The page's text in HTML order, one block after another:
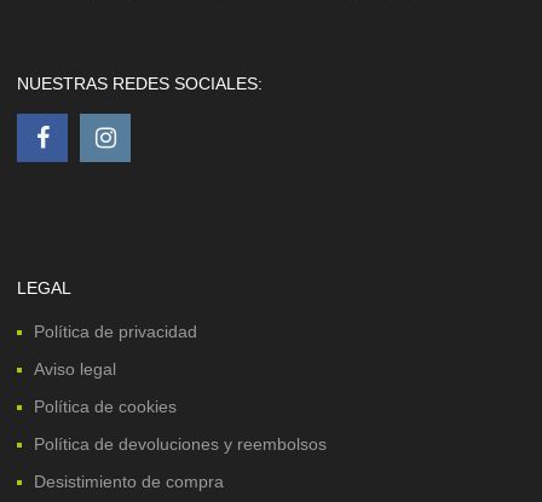
NUESTRAS REDES SOCIALES:
LEGAL
Política de privacidad
Aviso legal
Política de cookies
Política de devoluciones y reembolsos
Desistimiento de compra